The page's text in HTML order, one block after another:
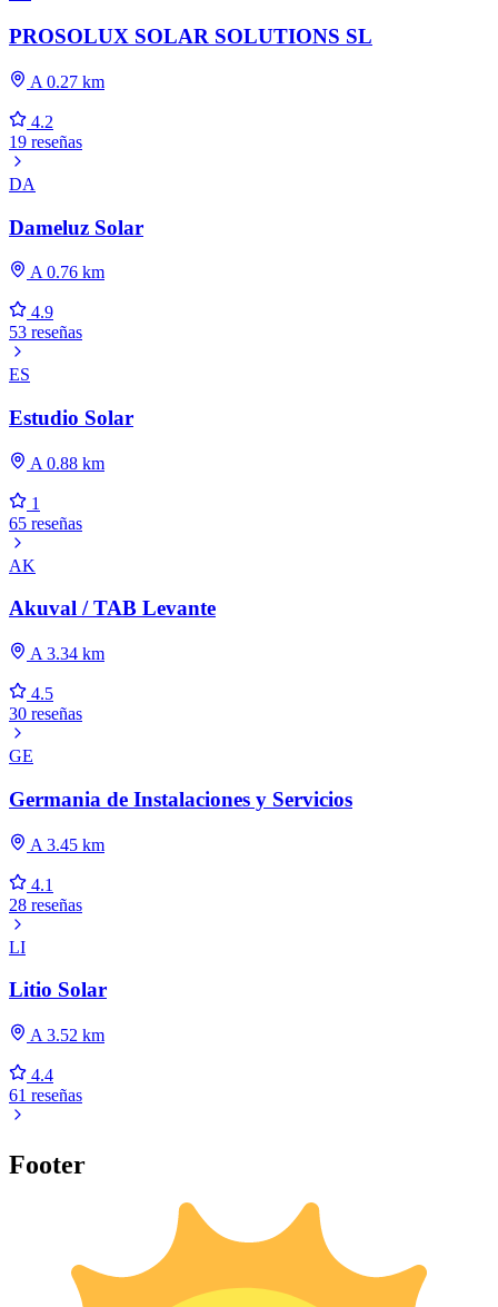
PROSOLUX SOLAR SOLUTIONS SL
A 0.27 km
4.2
19 reseñas
DA
Dameluz Solar
A 0.76 km
4.9
53 reseñas
ES
Estudio Solar
A 0.88 km
1
65 reseñas
AK
Akuval / TAB Levante
A 3.34 km
4.5
30 reseñas
GE
Germania de Instalaciones y Servicios
A 3.45 km
4.1
28 reseñas
LI
Litio Solar
A 3.52 km
4.4
61 reseñas
Footer